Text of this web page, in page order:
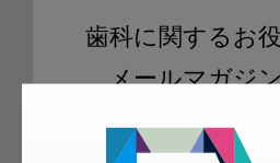
歯科に関するお
メールマガジ